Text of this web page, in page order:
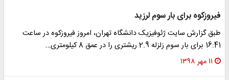
فیروزکوه برای بار سوم لرزید
طبق گزارش سایت ژئوفیزیک دانشگاه تهران، امروز فیروزکوه در ساعت
16:41 برای بار سوم زلزله 2.9 ریشتری را در عمق 8 کیلومتری…
۱۱ مهر ۱۳۹۸